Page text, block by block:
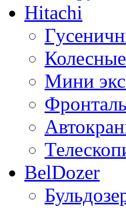
Hitachi
Мини
BelDozer